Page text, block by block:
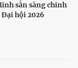
sẵn sàng chinh
Đại hội 2026